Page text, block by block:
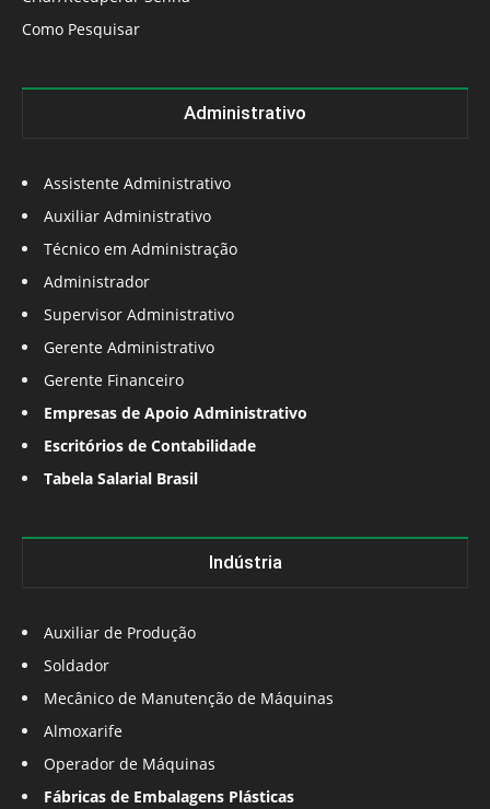
Como Pesquisar
Administrativo
Assistente Administrativo
Auxiliar Administrativo
Técnico em Administração
Administrador
Supervisor Administrativo
Gerente Administrativo
Gerente Financeiro
Empresas de Apoio Administrativo
Escritórios de Contabilidade
Tabela Salarial Brasil
Indústria
Auxiliar de Produção
Soldador
Mecânico de Manutenção de Máquinas
Almoxarife
Operador de Máquinas
Fábricas de Embalagens Plásticas